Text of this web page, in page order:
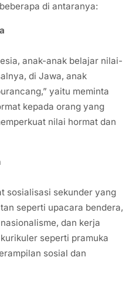
di antaranya:
anak-anak belajar nilai-
di Jawa, anak
yaitu meminta
kepada orang yang
nilai hormat dan
sosialisasi sekunder yang
seperti upacara bendera,
dan kerja
seperti pramuka
sosial dan